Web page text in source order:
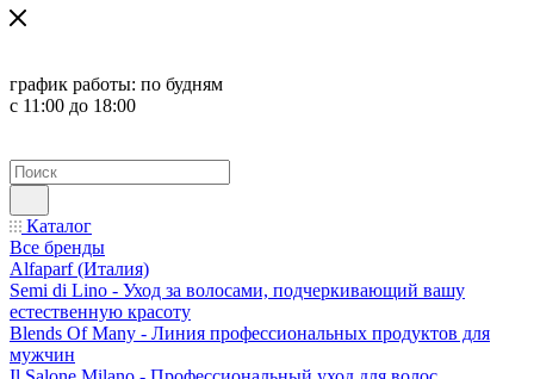
график работы: по будням
с 11:00 до 18:00
Каталог
Все бренды
Alfaparf (Италия)
Semi di Lino - Уход за волосами, подчеркивающий вашу
естественную красоту
Blends Of Many - Линия профессиональных продуктов для
мужчин